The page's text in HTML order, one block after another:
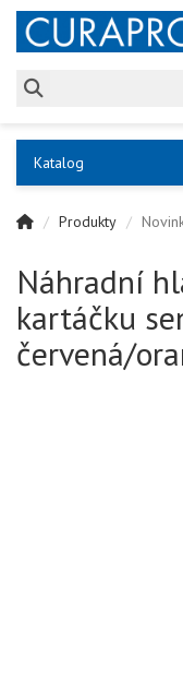
Katalog
Produkty
Náhradní
kartáčku
červená/